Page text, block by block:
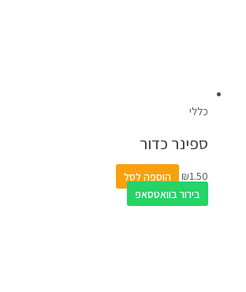
כללי
ספינר כדור
₪1.50
הוספה לסל
בירור בוואטסאפ